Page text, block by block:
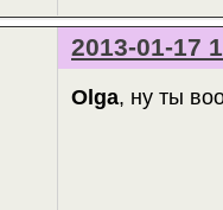
2013-01-17
Olga, ну ты